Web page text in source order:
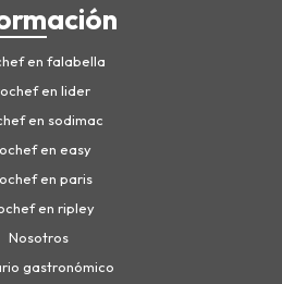
en falabella
en lider
en sodimac
en easy
en paris
en ripley
Nosotros
gastronómico